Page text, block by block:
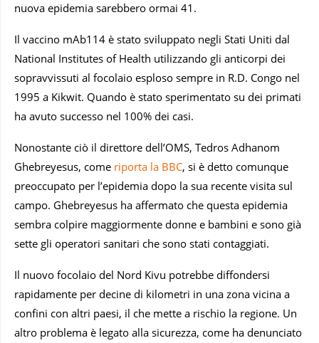
nuova epidemia sarebbero ormai 41.
Il vaccino mAb114 è stato sviluppato negli Stati Uniti dal
National Institutes of Health utilizzando gli anticorpi dei
sopravvissuti al focolaio esploso sempre in R.D. Congo nel
1995 a Kikwit. Quando è stato sperimentato su dei primati
ha avuto successo nel 100% dei casi.
Nonostante ciò il direttore dell’OMS, Tedros Adhanom
Ghebreyesus, come riporta la BBC, si è detto comunque
preoccupato per l’epidemia dopo la sua recente visita sul
campo. Ghebreyesus ha affermato che questa epidemia
sembra colpire maggiormente donne e bambini e sono già
sette gli operatori sanitari che sono stati contaggiati.
Il nuovo focolaio del Nord Kivu potrebbe diffondersi
rapidamente per decine di kilometri in una zona vicina a
confini con altri paesi, il che mette a rischio la regione. Un
altro problema è legato alla sicurezza, come ha denunciato